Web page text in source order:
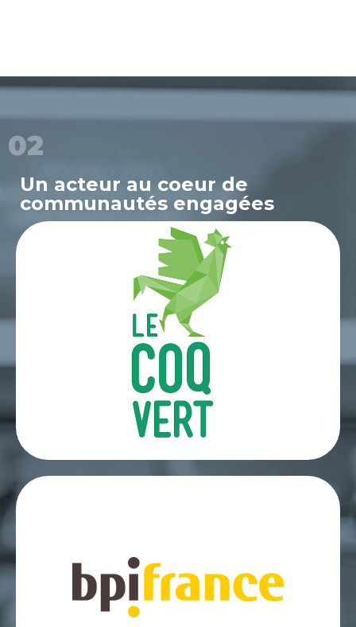
02
Un acteur au coeur de
communautés engagées
Unir les Entrepreneurs
pour l'Environnement
Le Coq Vert est un symbole de notre
engagement collectif pour la durabilité. En
tant que membre de cette communauté,
TILKEO Rénovation se joint à un
mouvement national d'entrepreneurs
dédiés à l'action climatique.
BPI France nous soutient dans nos initiatives
de croissance durable. Grâce à leur appui,
nous pouvons accéder à des ressources, des
financements et un réseau d'experts,